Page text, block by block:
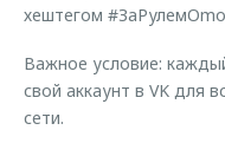
Калькулятор трейд-ин
Оригинальные
Запчасти
хештегом
Важное условие:
свой аккаунт в VK для
сети.